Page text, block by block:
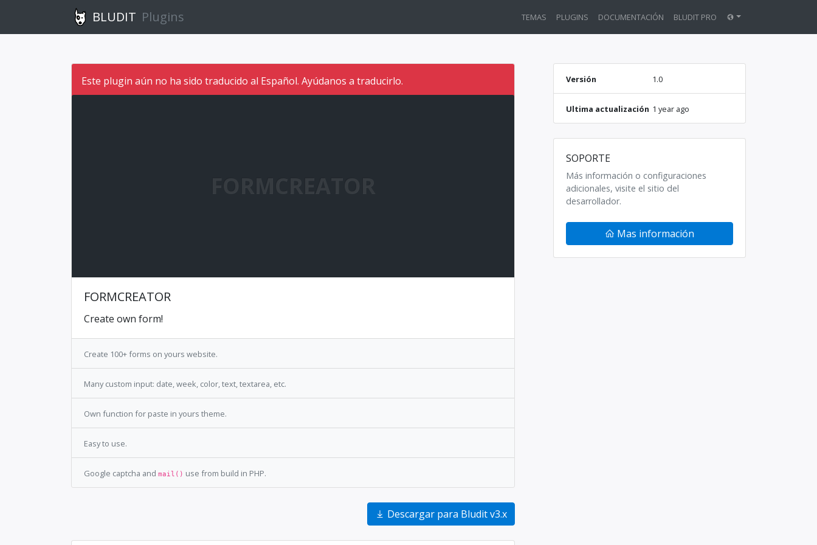
BLUDIT Plugins TEMAS PLUGINS DOCUMENTACIÓN BLUDIT PRO
Este plugin aún no ha sido traducido al Español. Ayúdanos a traducirlo.
FORMCREATOR
FORMCREATOR
Create own form!
Create 100+ forms on yours website.
Many custom input: date, week, color, text, textarea, etc.
Own function for paste in yours theme.
Easy to use.
Google captcha and mail() use from build in PHP.
Descargar para Bludit v3.x
Versión 1.0
Ultima actualización 1 year ago
SOPORTE
Más información o configuraciones
adicionales, visite el sitio del
desarrollador.
Mas información